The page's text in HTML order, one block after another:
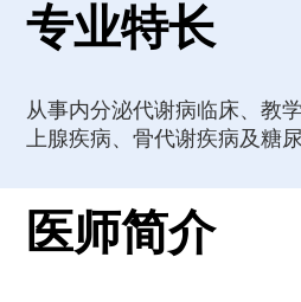
专业特长
从事内分泌代谢病临床、教
上腺疾病、骨代谢疾病及糖
医师简介